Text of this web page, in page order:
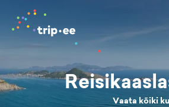
Vaata kõiki